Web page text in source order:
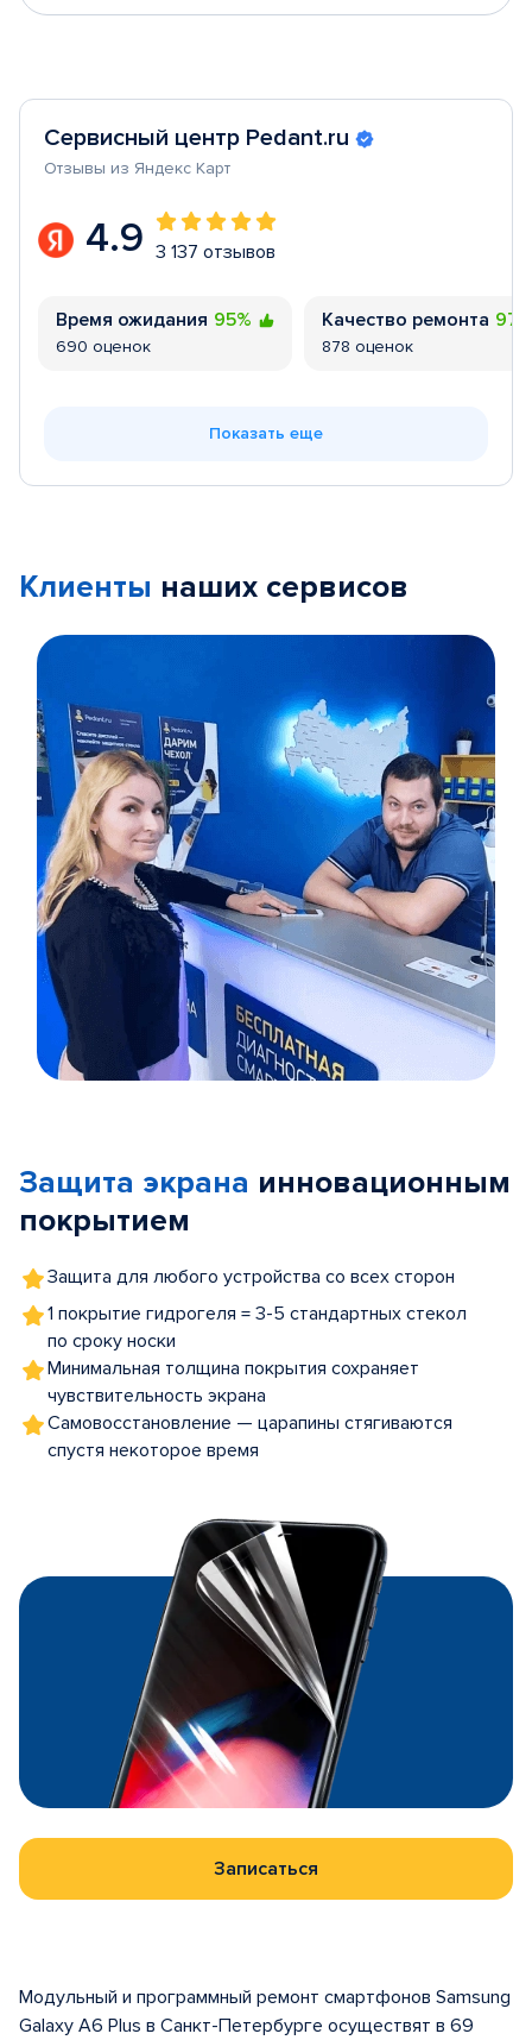
Сервисный центр Pedant.ru
Отзывы из Яндекс Карт
4.9 3 137 отзывов
Время ожидания 95%
690 оценок
Качество ремонта
878 оценок
Показать еще
Клиенты наших сервисов
5
Защита экрана инновационным
покрытием
Защита для любого устройства со всех сторон
1 покрытие гидрогеля = 3-5 стандартных стекол
по сроку носки
Минимальная толщина покрытия сохраняет
чувствительность экрана
Самовосстановление — царапины стягиваются
спустя некоторое время
Записаться
Модульный и программный ремонт смартфонов Samsung
Galaxy A6 Plus в Санкт-Петербурге осуществят в 69